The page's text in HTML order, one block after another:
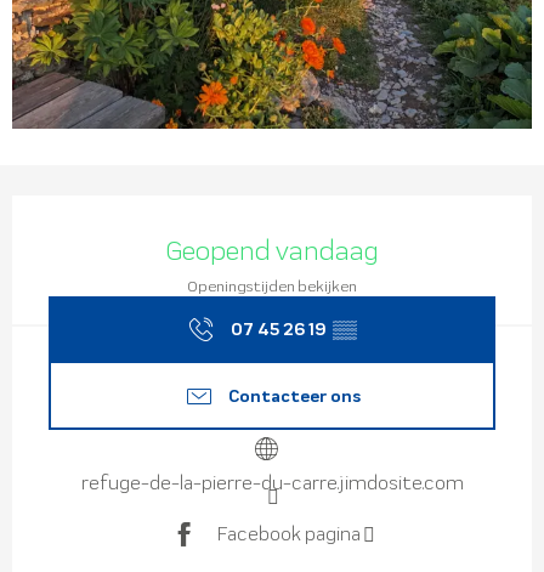
Openingstijden en
Geopend vandaag
Openingstijden bekijken
07 45 26 19 ▒▒
Contacteer ons
refuge-de-la-pierre-du-carre.jimdosite.com
Facebook pagina